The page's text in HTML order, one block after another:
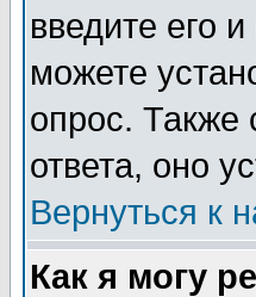
введите его
можете
опрос. Также
ответа, оно
Вернуться к
Как я могу